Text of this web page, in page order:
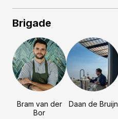
Brigade
Bram van der
Bor
Daan de Bruijn